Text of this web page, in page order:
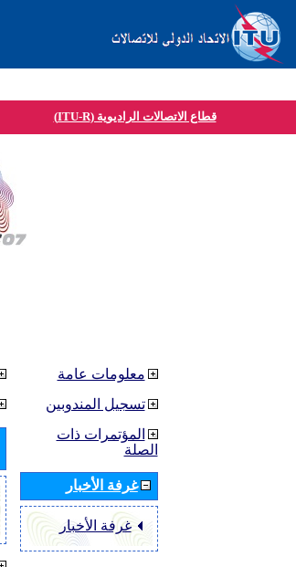
قطاع الاتصالات الراديوية (ITU-R)
معلومات عامة
تسجيل المندوبين
المؤتمرات ذات
الصلة
غرفة الأخبار
غرفة الأخبار